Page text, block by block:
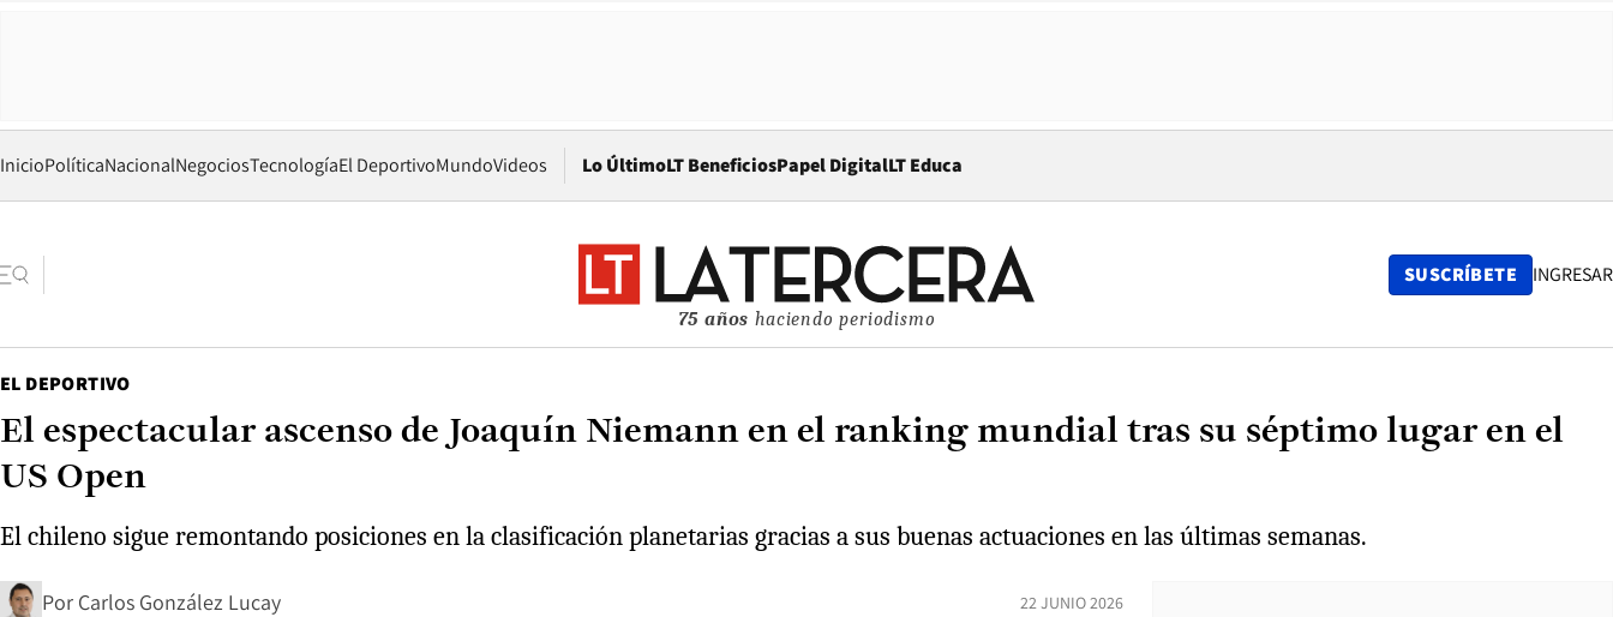
InicioPolíticaNacionalNegociosTecnologíaEl DeportivoMundoVideos Lo ÚltimoLT BeneficiosPapel DigitalOpens in new window
LT Educa
75 años haciendo periodismo
SUSCRÍBETE INGRESAR
EL DEPORTIVO
El espectacular ascenso de Joaquín Niemann en el ranking mundial tras su séptimo lugar en el
US Open
El chileno sigue remontando posiciones en la clasificación planetarias gracias a sus buenas actuaciones en las últimas semanas.
Por Carlos González Lucay 22 JUNIO 2026